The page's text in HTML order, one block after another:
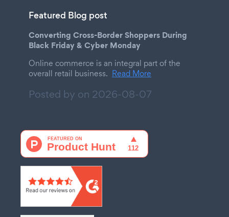
Featured Blog post
Converting Cross-Border Shoppers During
Black Friday & Cyber Monday
Online commerce is an integral part of the
overall retail business. Read More
Posted by on 2026-08-07